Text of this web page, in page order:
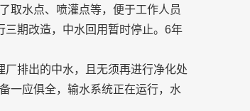
取水点、喷灌点等，便于工作人员
三期改造，中水回用暂时停止。6年
排出的中水，且无须再进行净化处
一应俱全，输水系统正在运行，水